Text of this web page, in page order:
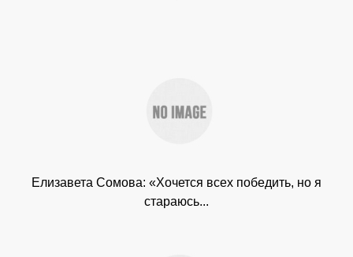
Елизавета Сомова: «Хочется всех победить, но я
стараюсь...